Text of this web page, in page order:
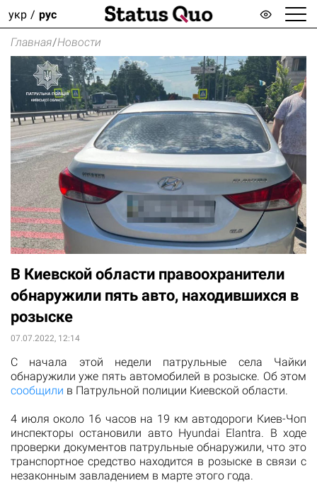
укр рус
Главная/Новости
В Киевской области правоохранители
обнаружили пять авто, находившихся в
розыске
07.07.2022, 12:14
С начала этой недели патрульные села Чайки
обнаружили уже пять автомобилей в розыске. Об этом
сообщили в Патрульной полиции Киевской области.
4 июля около 16 часов на 19 км автодороги Киев-Чоп
инспекторы остановили авто Hyundai Elantra. В ходе
проверки документов патрульные обнаружили, что это
транспортное средство находится в розыске в связи с
незаконным завладением в марте этого года.